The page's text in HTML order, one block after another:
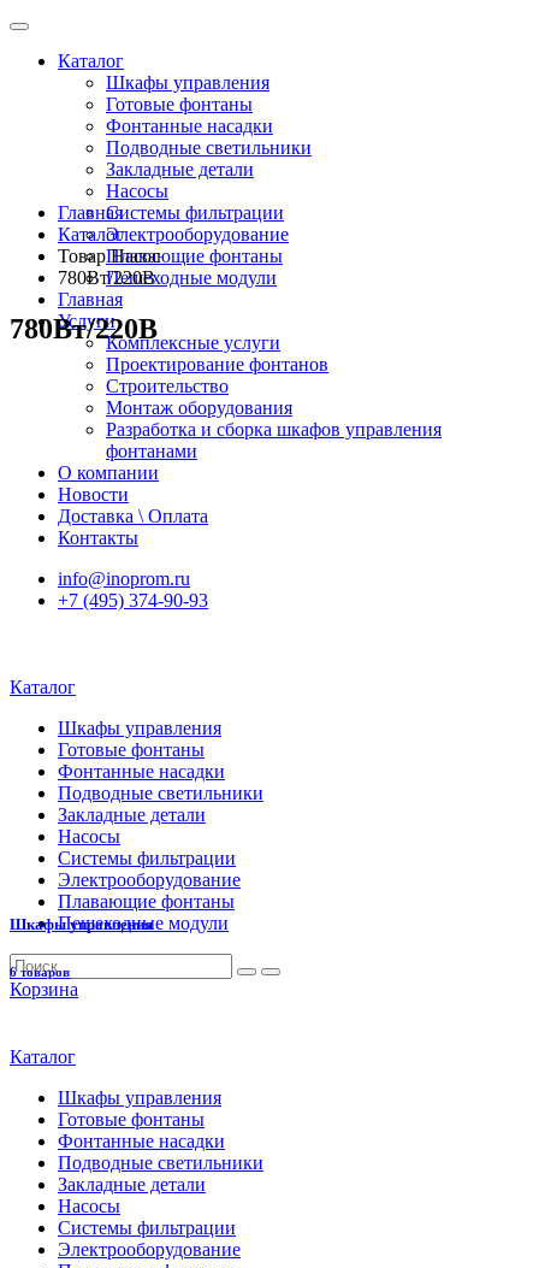
Каталог
Шкафы управления
Готовые фонтаны
Фонтанные насадки
Подводные светильники
Закладные детали
Насосы
Системы фильтрации
Электрооборудование
Плавающие фонтаны
Пешеходные модули
Главная
Услуги
Комплексные услуги
Проектирование фонтанов
Строительство
Монтаж оборудования
Разработка и сборка шкафов управления
фонтанами
О компании
Новости
Доставка \ Оплата
Контакты
info@inoprom.ru
+7 (495) 374-90-93
Каталог
Шкафы управления
Готовые фонтаны
Фонтанные насадки
Подводные светильники
Закладные детали
Насосы
Системы фильтрации
Электрооборудование
Плавающие фонтаны
Пешеходные модули
Корзина
Каталог
Шкафы управления
Готовые фонтаны
Фонтанные насадки
Подводные светильники
Закладные детали
Насосы
Системы фильтрации
Электрооборудование
Главная
Каталог
Товар Насос
780Вт/220В
780Вт/220В
Шкафы управления
6 товаров